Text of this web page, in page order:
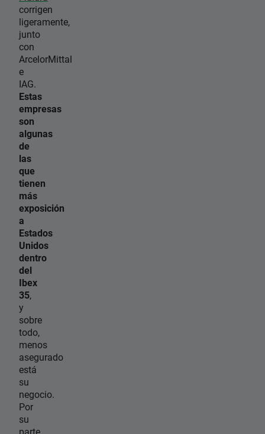
corrigen
ligeramente,
junto
con
ArcelorMittal
e
IAG.
Estas
empresas
son
algunas
de
las
que
tienen
más
exposición
a
Estados
Unidos
dentro
del
Ibex
35,
y
sobre
todo,
menos
asegurado
está
su
negocio.
Por
su